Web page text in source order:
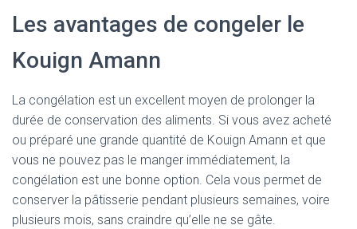
Les avantages de congeler le
Kouign Amann
La congélation est un excellent moyen de prolonger la
durée de conservation des aliments. Si vous avez acheté
ou préparé une grande quantité de Kouign Amann et que
vous ne pouvez pas le manger immédiatement, la
congélation est une bonne option. Cela vous permet de
conserver la pâtisserie pendant plusieurs semaines, voire
plusieurs mois, sans craindre qu’elle ne se gâte.